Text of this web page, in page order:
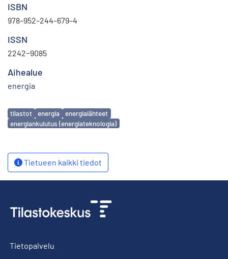
ISBN
978–952–244–679–4
ISSN
2242−9085
Aihealue
energia
Avainsanat
tilastot energia
energialähteet
energiankulutus (energiateknologia)
Tietueen kaikki tiedot
Tietopalvelu